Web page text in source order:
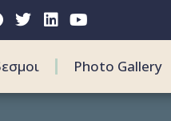
Photo Gallery